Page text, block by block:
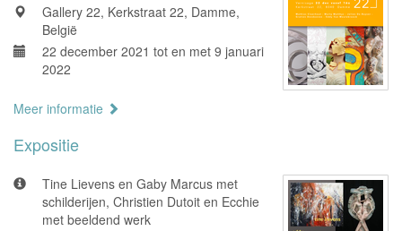
Gallery 22, Kerkstraat 22, Damme,
België
22 december 2021 tot en met 9 januari
2022
Meer informatie
Expositie
Tine Lievens en Gaby Marcus met
schilderijen, Christien Dutoit en Ecchie
met beeldend werk